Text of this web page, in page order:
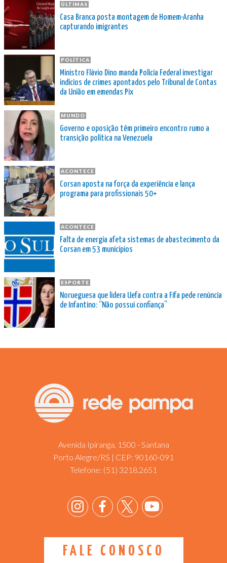
ÚLTIMAS
Casa Branca posta montagem de Homem-Aranha
capturando imigrantes
POLÍTICA
Ministro Flávio Dino manda Polícia Federal investigar
indícios de crimes apontados pelo Tribunal de Contas
da União em emendas Pix
MUNDO
Governo e oposição têm primeiro encontro rumo a
transição política na Venezuela
ACONTECE
Corsan aposta na força da experiência e lança
programa para profissionais 50+
ACONTECE
Falta de energia afeta sistemas de abastecimento da
Corsan em 53 municípios
ESPORTE
Norueguesa que lidera Uefa contra a Fifa pede renúncia
de Infantino: “Não possui confiança”
Avenida Ipiranga, 1500 - Santana
Porto Alegre/RS | CEP: 90160-091
Telefone: (51) 3218.2651
FALE CONOSCO